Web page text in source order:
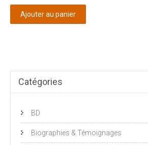
Ajouter au panier
Catégories
BD
Biographies & Témoignages